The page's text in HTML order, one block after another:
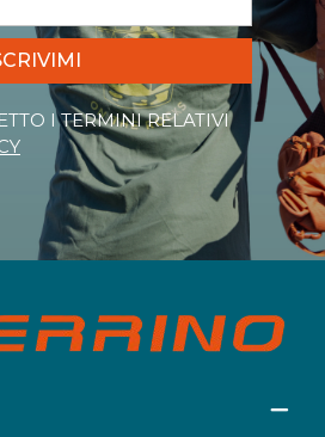
I TERMINI RELATIVI